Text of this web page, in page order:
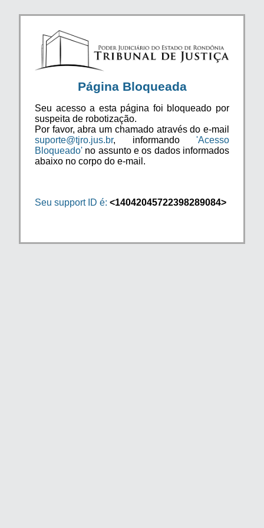
Página Bloqueada
Seu acesso a esta página foi bloqueado por
suspeita de robotização.
Por favor, abra um chamado através do e-mail
suporte@tjro.jus.br, informando 'Acesso
Bloqueado' no assunto e os dados informados
abaixo no corpo do e-mail.
Seu support ID é: <14042045722398289084>